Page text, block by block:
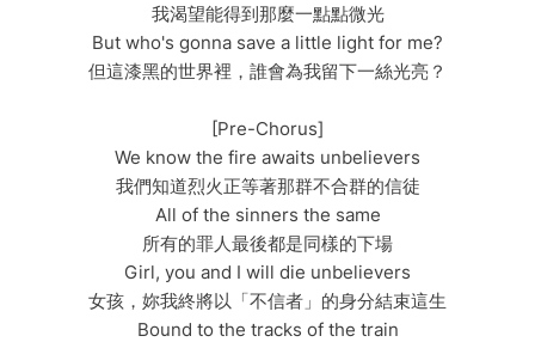
我渴望能得到那麼一點點微光
But who's gonna save a little light for me?
但這漆黑的世界裡，誰會為我留下一絲光亮？
[Pre-Chorus]
We know the fire awaits unbelievers
我們知道烈火正等著那群不合群的信徒
All of the sinners the same
所有的罪人最後都是同樣的下場
Girl, you and I will die unbelievers
女孩，妳我終將以「不信者」的身分結束這生
Bound to the tracks of the train